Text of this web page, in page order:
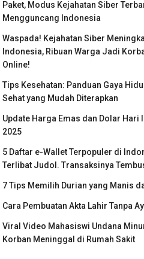
Paket, Modus Kejahatan Siber
Mengguncang Indonesia
Waspada! Kejahatan Siber
Indonesia, Ribuan Warga Jadi
Online!
Tips Kesehatan: Panduan Gaya
Sehat yang Mudah Diterapkan
Update Harga Emas dan Dolar Hari
2025
5 Daftar e-Wallet Terpopuler di
Terlibat Judol. Transaksinya
7 Tips Memilih Durian yang Manis
Cara Pembuatan Akta Lahir Tanpa
Viral Video Mahasiswi Undana
Korban Meninggal di Rumah Sakit